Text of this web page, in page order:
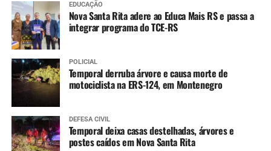
EDUCAÇÃO
Nova Santa Rita adere ao Educa Mais RS e passa a
integrar programa do TCE-RS
POLICIAL
Temporal derruba árvore e causa morte de
motociclista na ERS-124, em Montenegro
DEFESA CIVIL
Temporal deixa casas destelhadas, árvores e
postes caídos em Nova Santa Rita